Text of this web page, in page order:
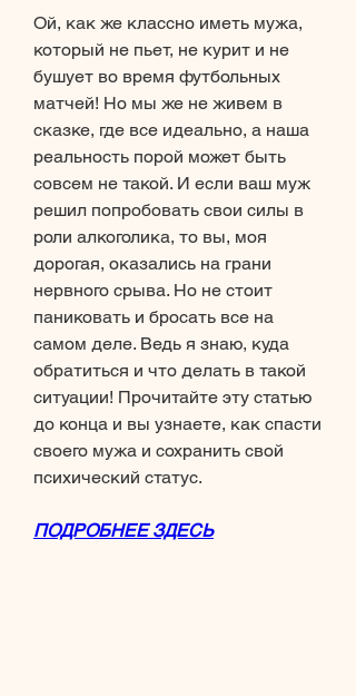
Ой, как же классно иметь мужа,
который не пьет, не курит и не
бушует во время футбольных
матчей! Но мы же не живем в
сказке, где все идеально, а наша
реальность порой может быть
совсем не такой. И если ваш муж
решил попробовать свои силы в
роли алкоголика, то вы, моя
дорогая, оказались на грани
нервного срыва. Но не стоит
паниковать и бросать все на
самом деле. Ведь я знаю, куда
обратиться и что делать в такой
ситуации! Прочитайте эту статью
до конца и вы узнаете, как спасти
своего мужа и сохранить свой
психический статус.
ПОДРОБНЕЕ ЗДЕСЬ